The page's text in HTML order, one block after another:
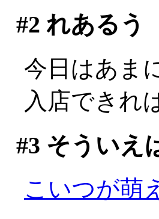
#2 れあるう
今日はあま
入店できれ
#3 そういえ
こいつが萌